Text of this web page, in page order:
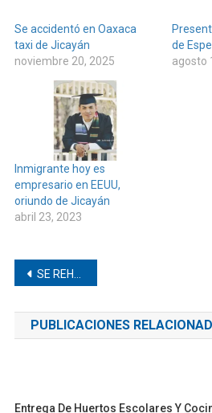
Se accidentó en Oaxaca
taxi de Jicayán
noviembre 20, 2025
de
agosto
Inmigrante hoy es
empresario en EEUU,
oriundo de Jicayán
abril 23, 2023
Navegación
de
entradas
SE REHABILITA POZO PÚBLICO EN HUAXPALATEPEC
PUBLICACIONES
Entrega De Huertos Escolares Y